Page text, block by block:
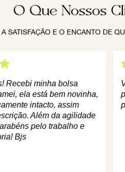
O Que Nossos
A SATISFAÇÃO E O ENCANTO DE
Recebi minha bolsa
ela está bem novinha,
intacto, assim
Além da agilidade
pelo trabalho e
Bjs